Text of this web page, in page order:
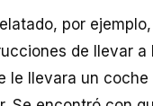
por
de llevar a
le llevara un coche